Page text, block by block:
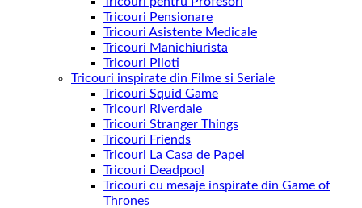
Tricouri Pensionare
Tricouri Asistente Medicale
Tricouri Manichiurista
Tricouri Piloti
Tricouri inspirate din Filme si Seriale
Tricouri Squid Game
Tricouri Riverdale
Tricouri Stranger Things
Tricouri Friends
Tricouri La Casa de Papel
Tricouri Deadpool
Tricouri cu mesaje inspirate din Game of
Thrones